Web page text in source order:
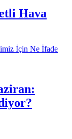
Hava